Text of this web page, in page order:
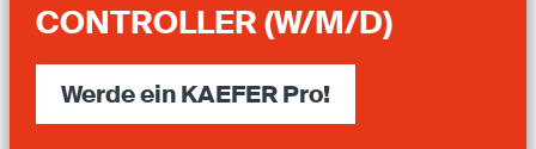
CONTROLLER (W/M/D)
Werde ein KAEFER Pro!